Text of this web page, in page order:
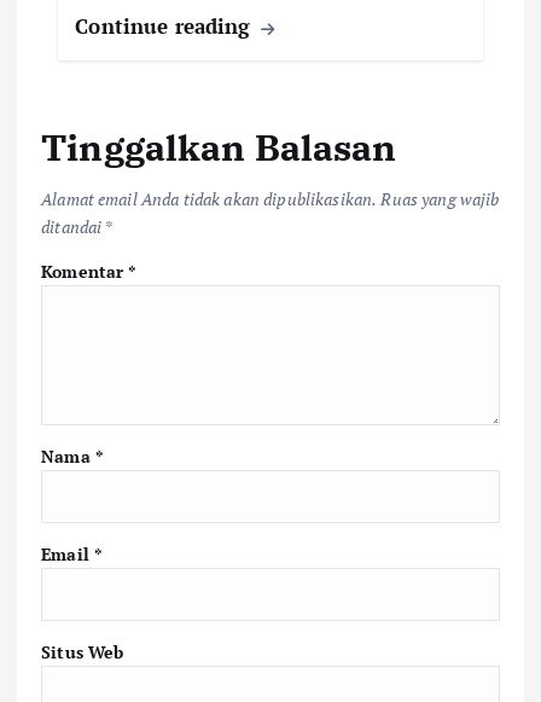
Continue reading
Tinggalkan Balasan
Alamat email Anda tidak akan dipublikasikan. Ruas yang wajib
ditandai *
Komentar*
Nama *
Email *
Situs Web